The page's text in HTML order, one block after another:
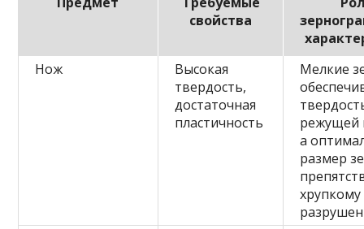
свойства
Нож
Высокая
твердость,
достаточная
пластичность
Мелкие
режущей
а
размер
хрупкому